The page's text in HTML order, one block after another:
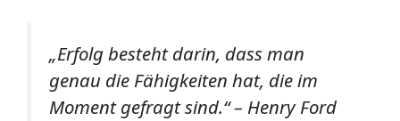
„Erfolg besteht darin, dass man
genau die Fähigkeiten hat, die im
Moment gefragt sind.“ – Henry Ford